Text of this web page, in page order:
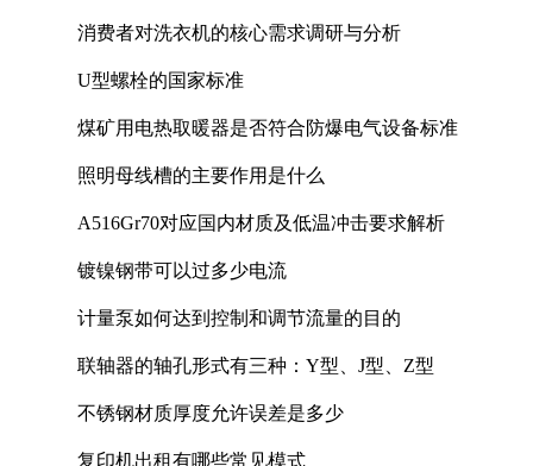
消费者对洗衣机的核心需求调研与分析
U型螺栓的国家标准
煤矿用电热取暖器是否符合防爆电气设备标准
照明母线槽的主要作用是什么
A516Gr70对应国内材质及低温冲击要求解析
镀镍钢带可以过多少电流
计量泵如何达到控制和调节流量的目的
联轴器的轴孔形式有三种：Y型、J型、Z型
不锈钢材质厚度允许误差是多少
复印机出租有哪些常见模式